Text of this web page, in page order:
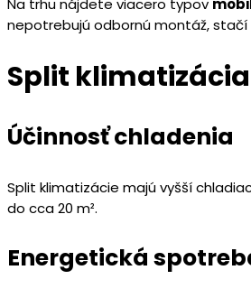
nepotrebujú odbornú montáž, stačí
Split
Účinnosť chladenia
Split klimatizácie majú vyšší
do cca 20 m².
Energetická